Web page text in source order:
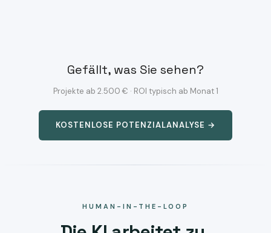
Gefällt, was Sie sehen?
Projekte ab 2.500 € · ROI typisch ab Monat 1
KOSTENLOSE POTENZIALANALYSE →
HUMAN-IN-THE-LOOP